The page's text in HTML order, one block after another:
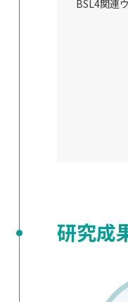
BSL4関連
研究成